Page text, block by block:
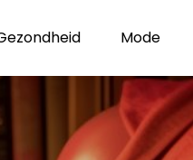
Mode